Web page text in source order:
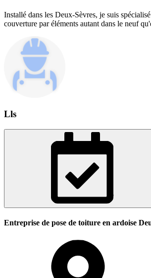
Installé dans les Deux-Sèvres, je suis
couverture par éléments autant dans le neuf
Lls
Entreprise de pose de toiture en ardoise